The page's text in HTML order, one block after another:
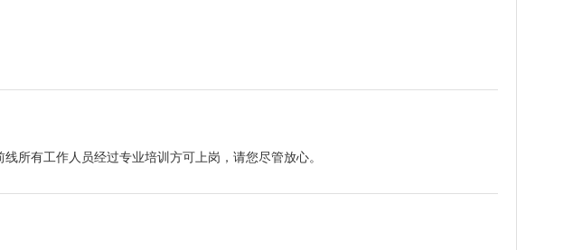
所有工作人员经过专业培训方可上岗，请您尽管放心。